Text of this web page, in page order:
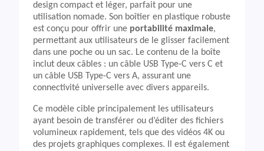
design compact et léger, parfait pour une
utilisation nomade. Son boîtier en plastique robuste
est conçu pour offrir une portabilité maximale,
permettant aux utilisateurs de le glisser facilement
dans une poche ou un sac. Le contenu de la boîte
inclut deux câbles : un câble USB Type-C vers C et
un câble USB Type-C vers A, assurant une
connectivité universelle avec divers appareils.
Ce modèle cible principalement les utilisateurs
ayant besoin de transférer ou d’éditer des fichiers
volumineux rapidement, tels que des vidéos 4K ou
des projets graphiques complexes. Il est également